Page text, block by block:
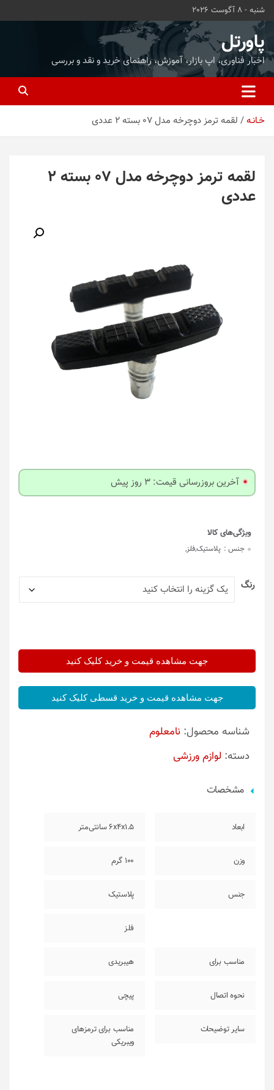
محتوا
بروید
شنبه - 8 آگوست 2026
پاورتل
اخبار فناوری، اپ بازار، آموزش، راهنمای خرید و نقد و بررسی
خـانـه لقمه ترمز دوچرخه مدل 07 بسته 2 عددی
لقمه ترمز دوچرخه مدل 07 بسته 2
عددی
آخرین بروزرسانی قیمت: 3 روز پیش
جنس : پلاستیک,فلز,
رنگ
جهت مشاهده قیمت و خرید کلیک کنید
جهت مشاهده قیمت و خرید قسطی کلیک کنید
شناسه محصول: نامعلوم
دسته: لوازم ورزشی
مشخصات
ابعاد 6x4x1.5 سانتی‌متر
وزن 100 گرم
جنس پلاستیک
فلز
مناسب برای هیبریدی
نحوه اتصال پیچی
سایر توضیحات
مناسب برای ترمزهای
ویبریکی